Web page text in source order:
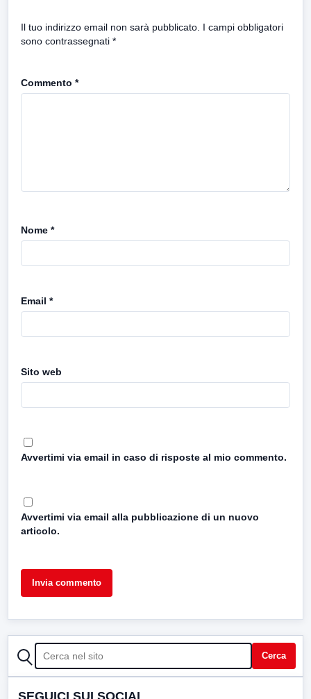
Il tuo indirizzo email non sarà pubblicato. I campi obbligatori
sono contrassegnati *
Commento *
Nome *
Email *
Sito web
Avvertimi via email in caso di risposte al mio commento.
Avvertimi via email alla pubblicazione di un nuovo
articolo.
CERCA Cerca
SEGUICI SUI SOCIAL